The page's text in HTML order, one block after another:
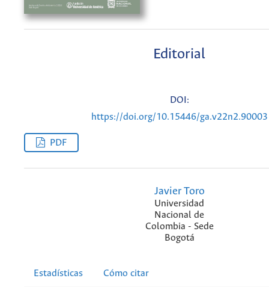
Editorial
DOI:
https://doi.org/10.15446/ga.v22n2.90003
PDF
Javier Toro
Universidad
Nacional de
Colombia - Sede
Bogotá
Estadísticas Cómo citar